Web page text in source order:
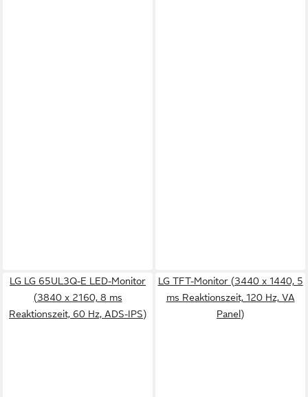
LG LG 65UL3Q-E LED-Monitor
(3840 x 2160, 8 ms
Reaktionszeit, 60 Hz, ADS-IPS)
LG TFT-Monitor (3440 x 1440, 5
ms Reaktionszeit, 120 Hz, VA
Panel)